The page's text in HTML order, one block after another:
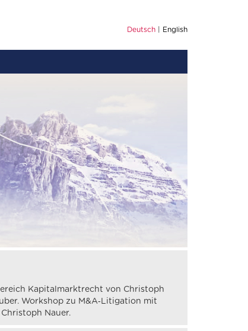
Deutsch English
Kapitalmarktrecht von Christoph
Workshop zu M&A‑Litigation mit
Nauer.